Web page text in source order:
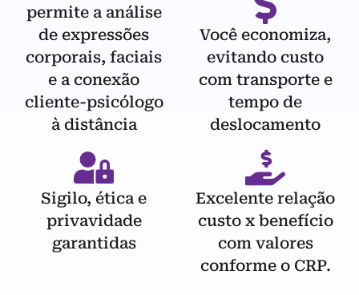
permite a análise
de expressões
corporais, faciais
e a conexão
cliente-psicólogo
à distância
Sigilo, ética e
privavidade
garantidas
Você economiza,
evitando custo
com transporte e
tempo de
deslocamento
Excelente relação
custo x benefício
com valores
conforme o CRP.